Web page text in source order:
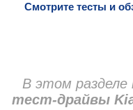
Смотрите тесты и
В этом разделе
тест-драйвы